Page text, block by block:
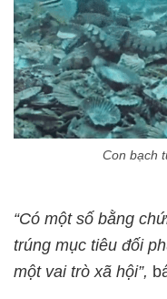
Con bạch
“Có một số bằng
trúng mục tiêu đối
một vai trò xã hội”,